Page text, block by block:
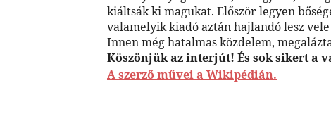
kiáltsák ki magukat. Először legyen
valamelyik kiadó aztán hajlandó lesz
Innen még hatalmas közdelem,
Köszönjük az interjút! És sok sikert a
A szerző művei a Wikipédián.